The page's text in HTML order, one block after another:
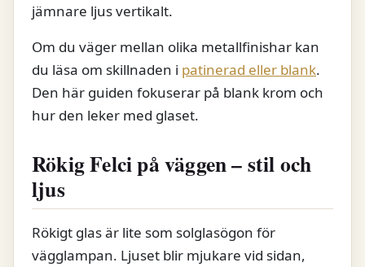
jämnare ljus vertikalt.
Om du väger mellan olika metallfinishar kan
du läsa om skillnaden i patinerad eller blank.
Den här guiden fokuserar på blank krom och
hur den leker med glaset.
Rökig Felci på väggen – stil och
ljus
Rökigt glas är lite som solglasögon för
vägglampan. Ljuset blir mjukare vid sidan,